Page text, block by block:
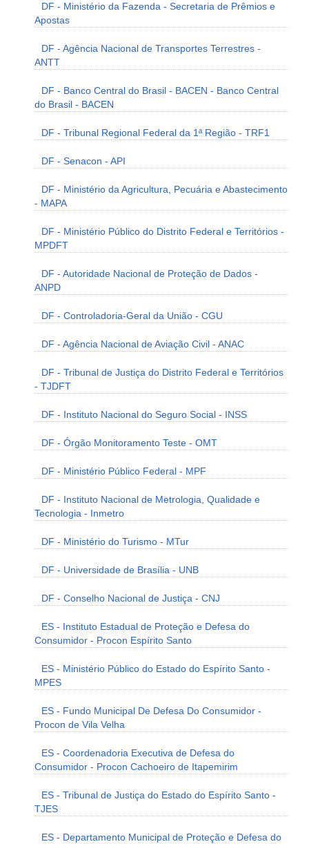
DF - Ministério da Fazenda - Secretaria de Prêmios e
Apostas
DF - Agência Nacional de Transportes Terrestres -
ANTT
DF - Banco Central do Brasil - BACEN - Banco Central
do Brasil - BACEN
DF - Tribunal Regional Federal da 1ª Região - TRF1
DF - Senacon - API
DF - Ministério da Agricultura, Pecuária e Abastecimento
- MAPA
DF - Ministério Público do Distrito Federal e Territórios -
MPDFT
DF - Autoridade Nacional de Proteção de Dados -
ANPD
DF - Controladoria-Geral da União - CGU
DF - Agência Nacional de Aviação Civil - ANAC
DF - Tribunal de Justiça do Distrito Federal e Territórios
- TJDFT
DF - Instituto Nacional do Seguro Social - INSS
DF - Órgão Monitoramento Teste - OMT
DF - Ministério Público Federal - MPF
DF - Instituto Nacional de Metrologia, Qualidade e
Tecnologia - Inmetro
DF - Ministério do Turismo - MTur
DF - Universidade de Brasília - UNB
DF - Conselho Nacional de Justiça - CNJ
ES - Instituto Estadual de Proteção e Defesa do
Consumidor - Procon Espírito Santo
ES - Ministério Público do Estado do Espírito Santo -
MPES
ES - Fundo Municipal De Defesa Do Consumidor -
Procon de Vila Velha
ES - Coordenadoria Executiva de Defesa do
Consumidor - Procon Cachoeiro de Itapemirim
ES - Tribunal de Justiça do Estado do Espírito Santo -
TJES
ES - Departamento Municipal de Proteção e Defesa do